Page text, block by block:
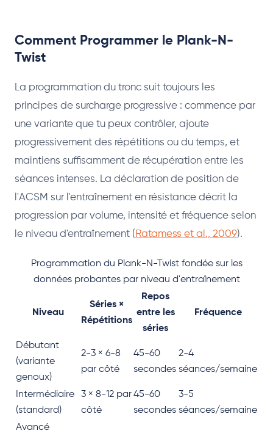
Comment Programmer le Plank-N-
Twist
La programmation du tronc suit toujours les
principes de surcharge progressive : commence par
une variante que tu peux contrôler, ajoute
progressivement des répétitions ou du temps, et
maintiens suffisamment de récupération entre les
séances intenses. La déclaration de position de
l'ACSM sur l'entraînement en résistance décrit la
progression par volume, intensité et fréquence selon
le niveau d'entraînement ( Ratamess et al., 2009).
Programmation du Plank-N-Twist fondée sur les
données probantes par niveau d'entraînement
Niveau
Séries ×
Répétitions
Repos
entre les
séries
Fréquence
Débutant
(variante
genoux)
2-3 × 6-8
par côté
45-60
secondes
2-4
séances/semaine
Intermédiaire
(standard)
3 × 8-12 par
côté
45-60
secondes
3-5
séances/semaine
Avancé